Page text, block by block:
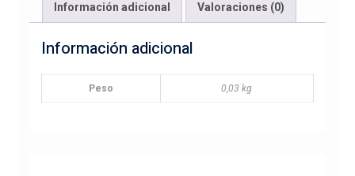
Información adicional Valoraciones (0)
Información adicional
Peso 0,03 kg